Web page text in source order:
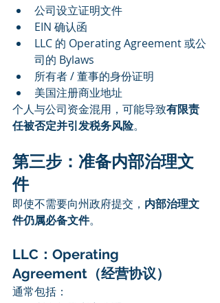
公司设立证明文件
EIN 确认函
LLC 的 Operating Agreement 或公
司的 Bylaws
所有者 / 董事的身份证明
美国注册商业地址
个人与公司资金混用，可能导致有限责
任被否定并引发税务风险。
第三步：准备内部治理文
件
即使不需要向州政府提交， 内部治理文
件仍属必备文件。
LLC：Operating
Agreement（经营协议）
通常包括：